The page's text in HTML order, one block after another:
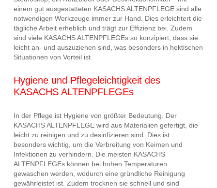
einem gut ausgestatteten KASACHS ALTENPFLEGE sind alle
notwendigen Werkzeuge immer zur Hand. Dies erleichtert die
tägliche Arbeit erheblich und trägt zur Effizienz bei. Zudem
sind viele KASACHS ALTENPFLEGEs so konzipiert, dass sie
leicht an- und auszuziehen sind, was besonders in hektischen
Situationen von Vorteil ist.
Hygiene und Pflegeleichtigkeit des
KASACHS ALTENPFLEGEs
In der Pflege ist Hygiene von größter Bedeutung. Der
KASACHS ALTENPFLEGE wird aus Materialien gefertigt, die
leicht zu reinigen und zu desinfizieren sind. Dies ist
besonders wichtig, um die Verbreitung von Keimen und
Infektionen zu verhindern. Die meisten KASACHS
ALTENPFLEGEs können bei hohen Temperaturen
gewaschen werden, wodurch eine gründliche Reinigung
gewährleistet ist. Zudem trocknen sie schnell und sind